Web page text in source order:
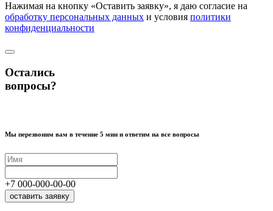
Нажимая на кнопку «Оставить заявку», я даю согласие на
обработку персональных данных и условия политики
конфиденциальности
Остались
вопросы?
Мы перезвоним вам в течение 5 мин и ответим на все вопросы
+7 000-000-00-00
оставить заявку